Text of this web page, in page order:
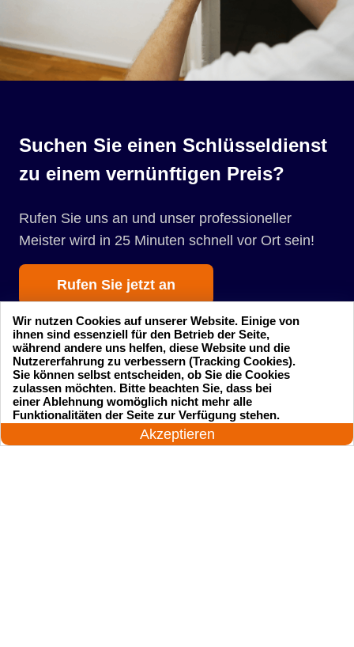
Suchen Sie einen Schlüsseldienst
zu einem vernünftigen Preis?
Rufen Sie uns an und unser professioneller
Meister wird in 25 Minuten schnell vor Ort sein!
Rufen Sie jetzt an
Startseite Einsatzgebiete
Preise
24 Stunden am Tag
Akzeptieren
Wir nutzen Cookies auf unserer Website. Einige von
ihnen sind essenziell für den Betrieb der Seite,
während andere uns helfen, diese Website und die
Nutzererfahrung zu verbessern (Tracking Cookies).
Sie können selbst entscheiden, ob Sie die Cookies
zulassen möchten. Bitte beachten Sie, dass bei
einer Ablehnung womöglich nicht mehr alle
Funktionalitäten der Seite zur Verfügung stehen.